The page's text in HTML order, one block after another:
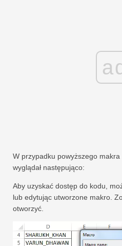
W przypadku powyższego makra
wyglądał następująco:
Aby uzyskać dostęp do kodu,
lub edytując utworzone makro.
otworzyć.